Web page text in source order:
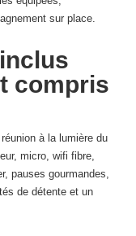
sur place.
compris
à la lumière du
micro, wifi fibre,
pauses gourmandes,
de détente et un